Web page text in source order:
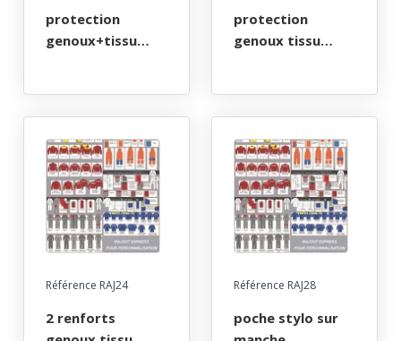
protection
genoux+tissu
protection
genoux tissu
Référence RAJ24
2 renforts
Référence RAJ28
poche stylo sur